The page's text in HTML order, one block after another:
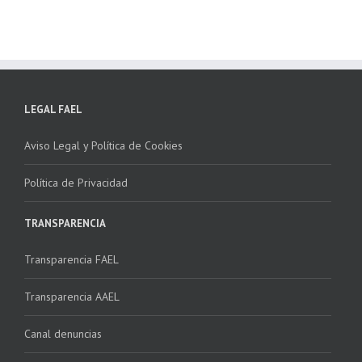
LEGAL FAEL
Aviso Legal y Política de Cookies
Política de Privacidad
TRANSPARENCIA
Transparencia FAEL
Transparencia AAEL
Canal denuncias